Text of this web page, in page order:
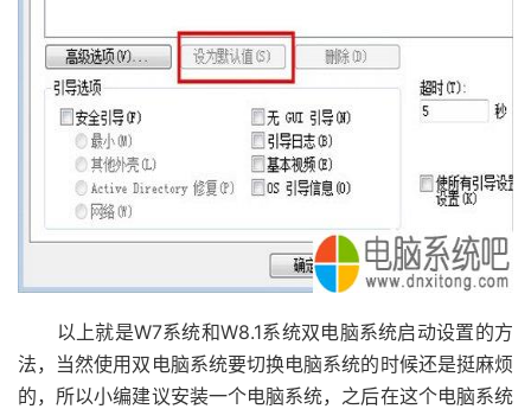
以上就是W7系统和W8.1系统双电脑系统启动设置的方
法，当然使用双电脑系统要切换电脑系统的时候还是挺麻烦
的，所以小编建议安装一个电脑系统，之后在这个电脑系统